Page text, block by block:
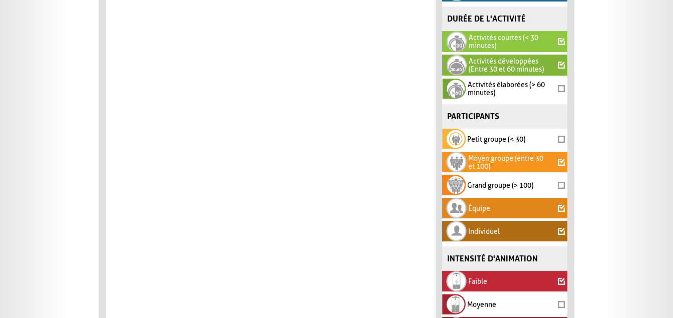
DURÉE DE L'ACTIVITÉ
Activités courtes (< 30
minutes)
Activités développées
(Entre 30 et 60 minutes)
Activités élaborées (> 60
minutes)
PARTICIPANTS
Petit groupe (< 30)
Moyen groupe (entre 30
et 100)
Grand groupe (> 100)
Équipe
Individuel
INTENSITÉ D'ANIMATION
Faible
Moyenne